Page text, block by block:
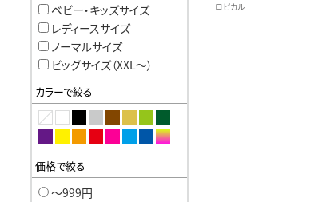
ベビー・キッズサイズ
レディースサイズ
ノーマルサイズ
ビッグサイズ（XXL〜）
カラーで絞る
価格で絞る
〜999円
ロピカル